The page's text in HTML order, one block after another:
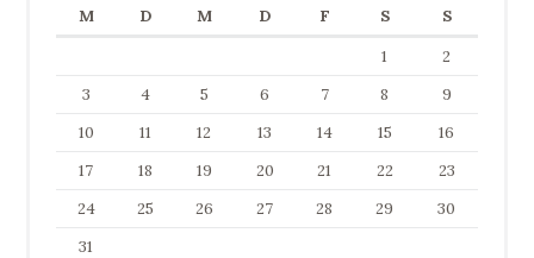
M
D M D F S
S
1
2
3
4 5 6 7 8
9
10
11 12 13 14 15
16
17
18 19 20 21 22
23
24
25 26 27 28 29
30
31